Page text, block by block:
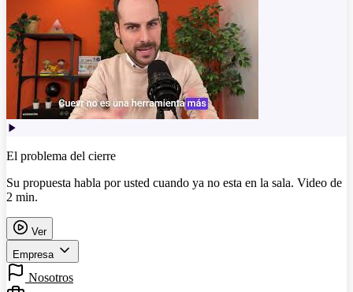
El problema del cierre
Su propuesta habla por usted cuando ya no esta en la sala. Video de
2 min.
Ver
Empresa
Nosotros